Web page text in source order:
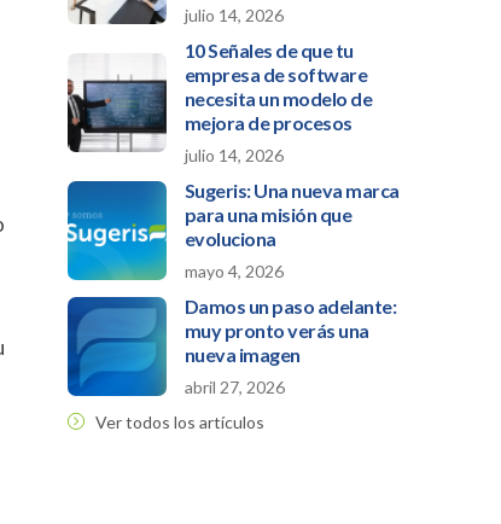
julio 14, 2026
10 Señales de que tu
empresa de software
necesita un modelo de
mejora de procesos
julio 14, 2026
Sugeris: Una nueva marca
para una misión que
evoluciona
mayo 4, 2026
Damos un paso adelante:
muy pronto verás una
nueva imagen
abril 27, 2026
Ver todos los artículos